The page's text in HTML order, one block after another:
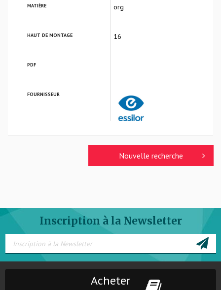
MATIÈRE org
HAUT DE MONTAGE 16
PDF
FOURNISSEUR
Nouvelle recherche
Inscription à la Newsletter
Acheter